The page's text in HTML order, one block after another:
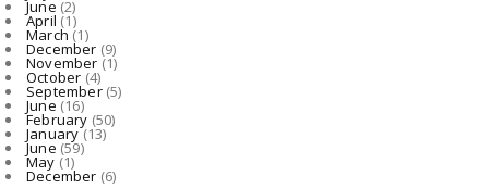
June(2)
April (1)
March (1)
December (9)
November (1)
October (4)
September(5)
June (16)
February (50)
January(13)
June (59)
May (1)
December (6)